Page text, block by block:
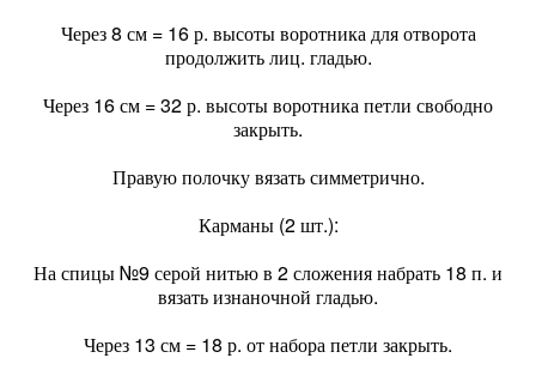
Через 8 см = 16 р. высоты воротника для отворота
продолжить лиц. гладью.
Через 16 см = 32 р. высоты воротника петли свободно
закрыть.
Правую полочку вязать симметрично.
Карманы (2 шт.):
На спицы №9 серой нитью в 2 сложения набрать 18 п. и
вязать изнаночной гладью.
Через 13 см = 18 р. от набора петли закрыть.